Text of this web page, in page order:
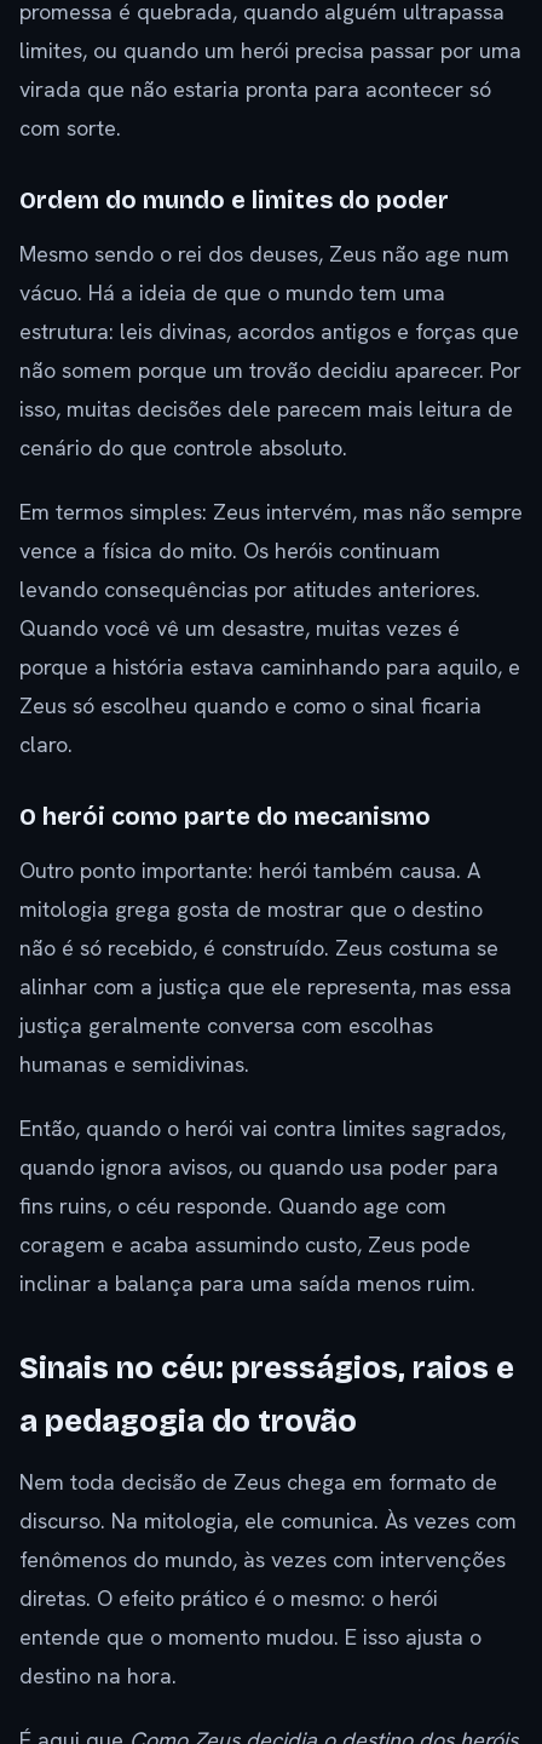
promessa é quebrada, quando alguém ultrapassa
limites, ou quando um herói precisa passar por uma
virada que não estaria pronta para acontecer só
com sorte.
Ordem do mundo e limites do poder
Mesmo sendo o rei dos deuses, Zeus não age num
vácuo. Há a ideia de que o mundo tem uma
estrutura: leis divinas, acordos antigos e forças que
não somem porque um trovão decidiu aparecer. Por
isso, muitas decisões dele parecem mais leitura de
cenário do que controle absoluto.
Em termos simples: Zeus intervém, mas não sempre
vence a física do mito. Os heróis continuam
levando consequências por atitudes anteriores.
Quando você vê um desastre, muitas vezes é
porque a história estava caminhando para aquilo, e
Zeus só escolheu quando e como o sinal ficaria
claro.
O herói como parte do mecanismo
Outro ponto importante: herói também causa. A
mitologia grega gosta de mostrar que o destino
não é só recebido, é construído. Zeus costuma se
alinhar com a justiça que ele representa, mas essa
justiça geralmente conversa com escolhas
humanas e semidivinas.
Então, quando o herói vai contra limites sagrados,
quando ignora avisos, ou quando usa poder para
fins ruins, o céu responde. Quando age com
coragem e acaba assumindo custo, Zeus pode
inclinar a balança para uma saída menos ruim.
Sinais no céu: presságios, raios e
a pedagogia do trovão
Nem toda decisão de Zeus chega em formato de
discurso. Na mitologia, ele comunica. Às vezes com
fenômenos do mundo, às vezes com intervenções
diretas. O efeito prático é o mesmo: o herói
entende que o momento mudou. E isso ajusta o
destino na hora.